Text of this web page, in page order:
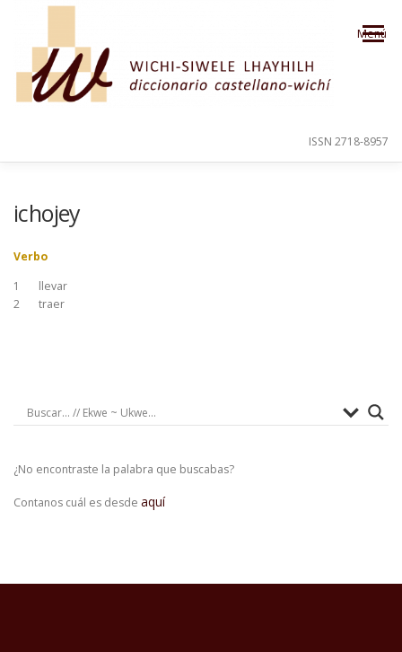
Saltar al contenido
Menú
ORDEN ALFABÉTICO
ISSN 2718-8957
ichojey
Verbo
1
llevar
2
traer
¿No encontraste la palabra que buscabas?
Contanos cuál es desde aquí